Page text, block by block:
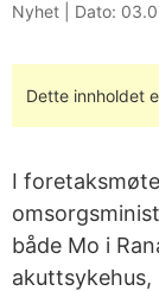
Nyhet | Dato:
Dette innholdet
I
både Mo i